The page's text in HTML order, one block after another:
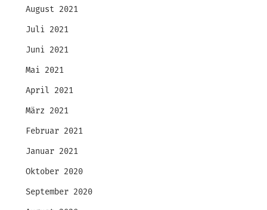
August 2021
Juli 2021
Juni 2021
Mai 2021
April 2021
März 2021
Februar 2021
Januar 2021
Oktober 2020
September 2020